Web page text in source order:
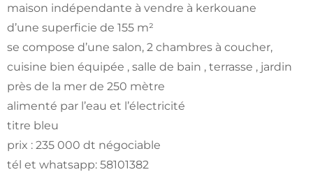
maison indépendante à vendre à kerkouane
d’une superficie de 155 m²
se compose d’une salon, 2 chambres à coucher,
cuisine bien équipée , salle de bain , terrasse , jardin
près de la mer de 250 mètre
alimenté par l’eau et l’électricité
titre bleu
prix : 235 000 dt négociable
tél et whatsapp: 58101382